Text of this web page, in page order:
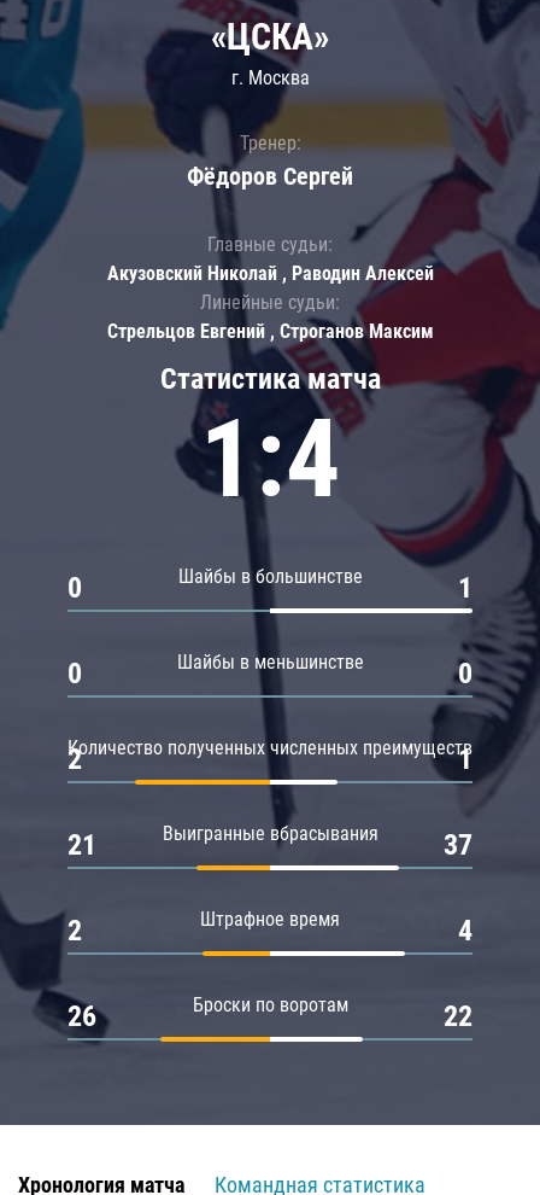
Статистика матча
1:4
Шайбы в большинстве
0 1
Шайбы в меньшинстве
0 0
Количество полученных численных преимуществ
2 1
Выигранные вбрасывания
21 37
Штрафное время
2 4
Броски по воротам
26 22
«ЦСКА»
г. Москва
Тренер:
Фёдоров Сергей
Главные судьи:
Акузовский Николай , Раводин Алексей
Линейные судьи:
Стрельцов Евгений , Строганов Максим
Хронология матча
Командная статистика